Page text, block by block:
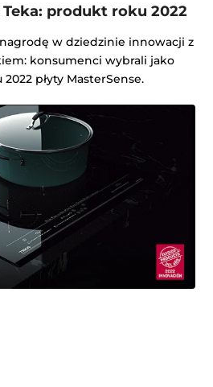
Teka: produkt roku 2022
w dziedzinie innowacji z
konsumenci wybrali jako
płyty MasterSense.